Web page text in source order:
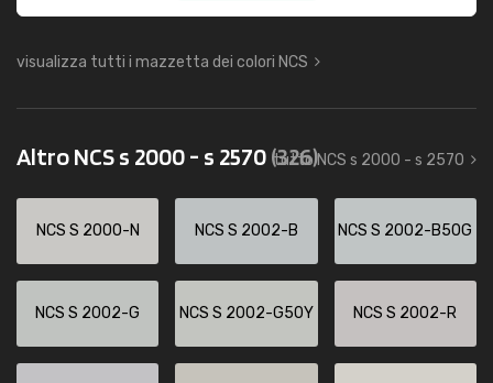
visualizza tutti i mazzetta dei colori NCS
Altro NCS s 2000 - s 2570(326)
tutto NCS s 2000 - s 2570
NCS S 2000-N NCS S 2002-B NCS S 2002-B50G
NCS S 2002-G NCS S 2002-G50Y NCS S 2002-R